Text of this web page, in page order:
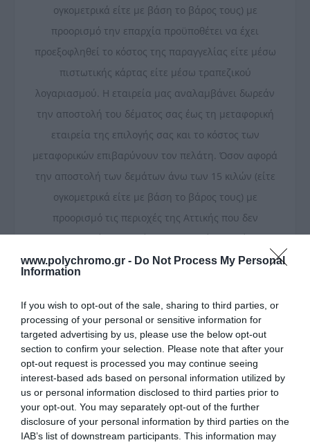
www.polychromo.gr - Do Not Process My Personal
Information
If you wish to opt-out of the sale, sharing to third parties, or
processing of your personal or sensitive information for
targeted advertising by us, please use the below opt-out
section to confirm your selection. Please note that after your
opt-out request is processed you may continue seeing
interest-based ads based on personal information utilized by
us or personal information disclosed to third parties prior to
your opt-out. You may separately opt-out of the further
disclosure of your personal information by third parties on the
IAB’s list of downstream participants. This information may
ογκομετρικά είτε με βάση το βάρος τους) με
προορισμό την επαρχία προϋποθέτει να έχει
προεξοφληθεί το κόστος της παραγγελίας είτε μέσω
πιστωτικής κάρτας είτε μέσω τραπεζικού
λογαριασμού. Η εταιρεία μας αναλαμβάνει δωρεάν
την αποστολή του δέματος σας έως τη μεταφορική
εταιρεία της επιλογής σας και το κόστος των
μεταφορικών επιβαρύνουν τον πελάτη. Όσον αφορά
την αποστολή των δεμάτων άνω των 15 κιλών (είτε
ογκομετρικά είτε με βάση το βάρος τους) με
προορισμό τις περιοχές της Αττικής που δεν
εξυπηρετεί η εταιρεία μας, θα πρέπει να έχει
προεξοφληθεί το κόστος της παραγγελίας και των
μεταφορικών είτε μέσω πιστωτικής κάρτας είτε μέσω
τραπεζικού λογαριασμού. Οι αποστολές με
μεταφορική εταιρεία εντός Αττικής,
πραγματοποιούνται από τηνΜΕΤ.ΜΠΑ Α.Ε.και το
κόστος για κάθε δέμα ξεκινάει απο 6€ + Φ.Π.Α
Και στις δύο περιπτώσεις, τα εμπορεύματα
ταξιδεύουν για λογαριασμό, με κίνδυνο και με
αποκλειστική ευθύνη του αγοραστή. Το Πολύχρωμο